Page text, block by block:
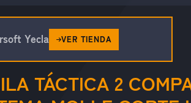
Yecla VER TIENDA
TÁCTICA 2